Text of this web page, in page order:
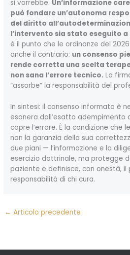
si vorrebbe. Un’informazione
può fondare un’autonoma
del diritto
l’intervento sia stato eseguito a
è il punto che le ordinanze del
anche il contrario: un consenso
rende corretta una scelta
non sana l’errore tecnico. La
“assorbe” la responsabilità del
In sintesi: il consenso informato è
esonera dall’esatto adempimento
copre l’errore. È la condizione che
non la garanzia della sua
due piani — l’informazione e la
esercizio dottrinale, ma protegge
paziente e definisce, con onestà, il
responsabilità di chi cura.
← Articolo precedente